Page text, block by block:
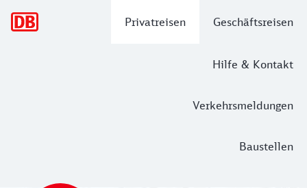
Privatreisen Geschäftsreisen
Hilfe & Kontakt
Verkehrsmeldungen
Baustellen